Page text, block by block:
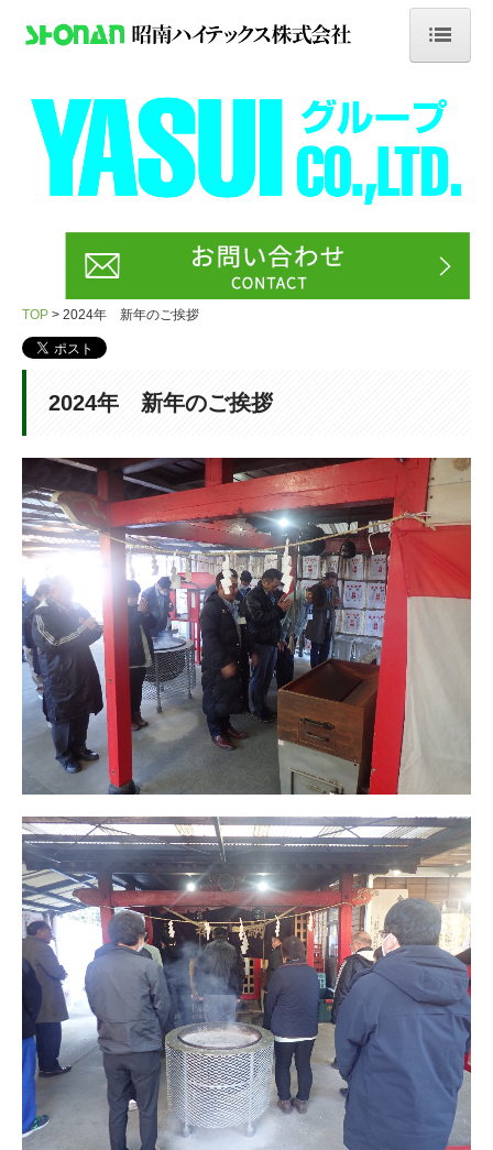
NEWS
会社案内
業務案内
採用情報
セラミック研削加工オペレーター
検査
総務・事務
よくある質問
社員インタビュー
SDGsへの取組
健康経営への取組
具体的な取り組み施策
健康経営推進体制
GLTD制度
健康経営への取組
一般事業主行動計画
お問い合わせ
プライバシーポリシー
TOP 2024年 新年のご挨拶
2024年 新年のご挨拶